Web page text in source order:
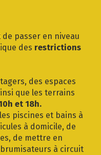
de passer en niveau
des restrictions
des espaces
que les terrains
et 18h.
piscines et bains à
à domicile, de
de mettre en
à circuit